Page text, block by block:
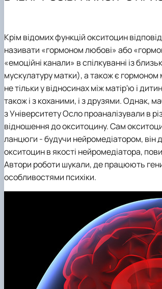
Міжкафедральна навчально-
Культурно-виховна робота
Науковий гурток «Ветеринарна
Аспірантура
Крім відомих функцій окситоцин
називати «гормоном любові» або
«емоційні канали» в спілкуванні із
мускулатуру матки), а також є гормоном
не тільки у відносинах між матір'ю і
також і з коханими, і з друзями. Однак,
з Університету Осло проаналізували в
відношення до окситоцину. Сам
ланцюги - будучи нейромедіатором, він
окситоцин в якості нейромедіатора,
Автори роботи шукали, де працюють
особливостями психіки.